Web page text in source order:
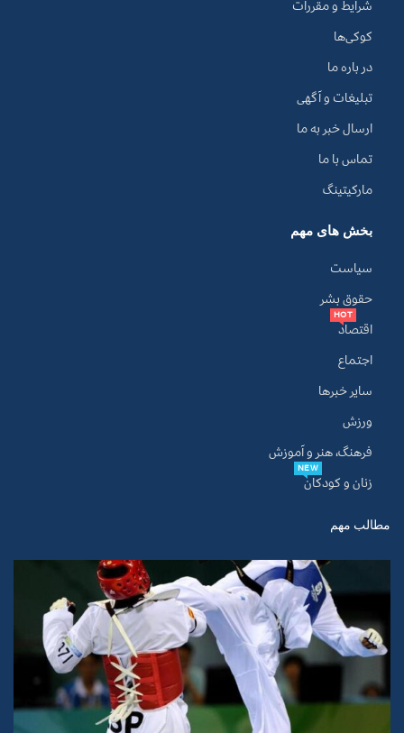
شرایط و مقررات
کوکی‌ها
در باره ما
تبلیغات و آگهی
ارسال خبر به ما
تماس با ما
مارکیتینگ
بخش های مهم
سیاست
حقوق بشر
اقتصاد
HOT
اجتماع
سایر خبرها
ورزش
فرهنگ، هنر و آموزش
زنان و کودکان
NEW
مطالب مهم